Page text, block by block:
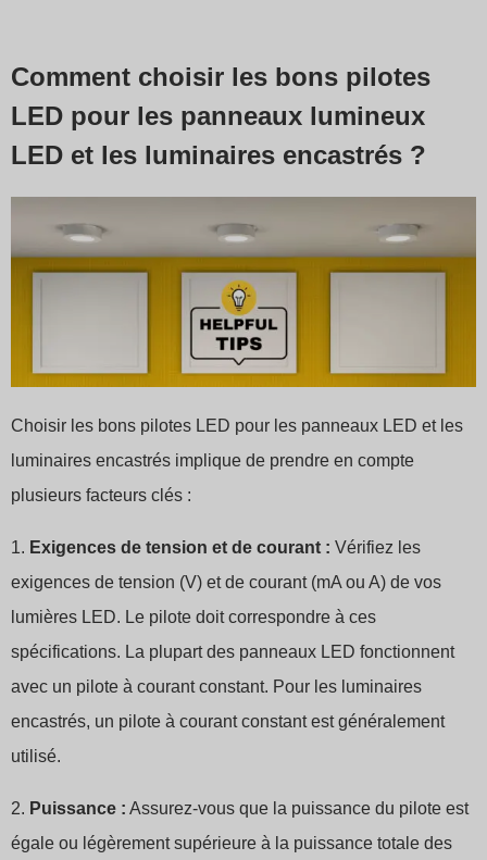
Comment choisir les bons pilotes
LED pour les panneaux lumineux
LED et les luminaires encastrés ?
Choisir les bons pilotes LED pour les panneaux LED et les
luminaires encastrés implique de prendre en compte
plusieurs facteurs clés :
1. Exigences de tension et de courant : Vérifiez les
exigences de tension (V) et de courant (mA ou A) de vos
lumières LED. Le pilote doit correspondre à ces
spécifications. La plupart des panneaux LED fonctionnent
avec un pilote à courant constant. Pour les luminaires
encastrés, un pilote à courant constant est généralement
utilisé.
2. Puissance : Assurez-vous que la puissance du pilote est
égale ou légèrement supérieure à la puissance totale des